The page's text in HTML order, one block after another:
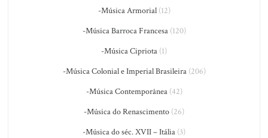
-Música Armorial(12)
-Música Barroca Francesa(120)
-Música Cipriota (1)
-Música Colonial e Imperial Brasileira(206)
-Música Contemporânea(42)
-Música do Renascimento (26)
-Música do séc. XVII – Itália (3)